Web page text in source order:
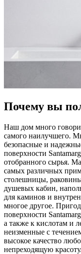
Почему вы
Наш дом много
самого наилучшего.
безопасные и
поверхности
отобранного сырья.
самых различных
столешницы,
душевых кабин,
для каминов и
многое другое.
поверхности
а также к кислотам и
неизменные с
высокое качество
непреходящую красоту.